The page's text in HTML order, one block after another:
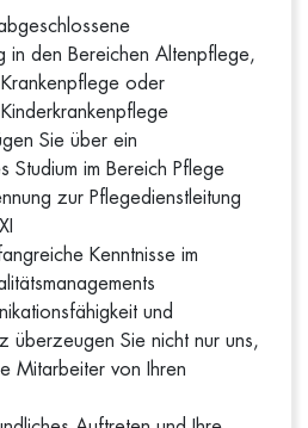
in den Bereichen Altenpflege,
oder
Sie über ein
Studium im Bereich Pflege
zur Pflegedienstleitung
Kenntnisse im
und
überzeugen Sie nicht nur uns,
Mitarbeiter von Ihren